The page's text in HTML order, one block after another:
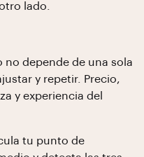
lado.
depende de una sola
y repetir. Precio,
y experiencia del
tu punto de